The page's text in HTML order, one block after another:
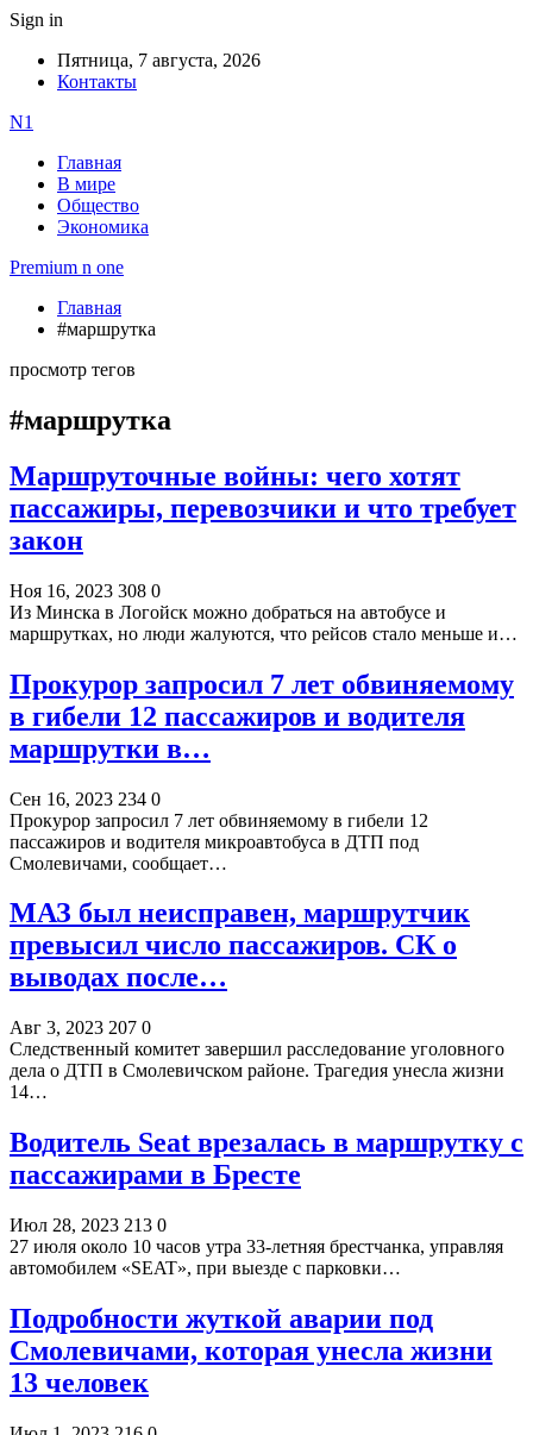
Sign in
Пятница, 7 августа, 2026
Контакты
N1
Главная
В мире
Общество
Экономика
Premium n one
Главная
#маршрутка
просмотр тегов
#маршрутка
Маршруточные войны: чего хотят
пассажиры, перевозчики и что требует
закон
Ноя 16, 2023 308 0
Из Минска в Логойск можно добраться на автобусе и
маршрутках, но люди жалуются, что рейсов стало меньше и…
Прокурор запросил 7 лет обвиняемому
в гибели 12 пассажиров и водителя
маршрутки в…
Сен 16, 2023 234 0
Прокурор запросил 7 лет обвиняемому в гибели 12
пассажиров и водителя микроавтобуса в ДТП под
Смолевичами, сообщает…
МАЗ был неисправен, маршрутчик
превысил число пассажиров. СК о
выводах после…
Авг 3, 2023 207 0
Следственный комитет завершил расследование уголовного
дела о ДТП в Смолевичском районе. Трагедия унесла жизни
14…
Водитель Seat врезалась в маршрутку с
пассажирами в Бресте
Июл 28, 2023 213 0
27 июля около 10 часов утра 33-летняя брестчанка, управляя
автомобилем «SEAT», при выезде с парковки…
Подробности жуткой аварии под
Смолевичами, которая унесла жизни
13 человек